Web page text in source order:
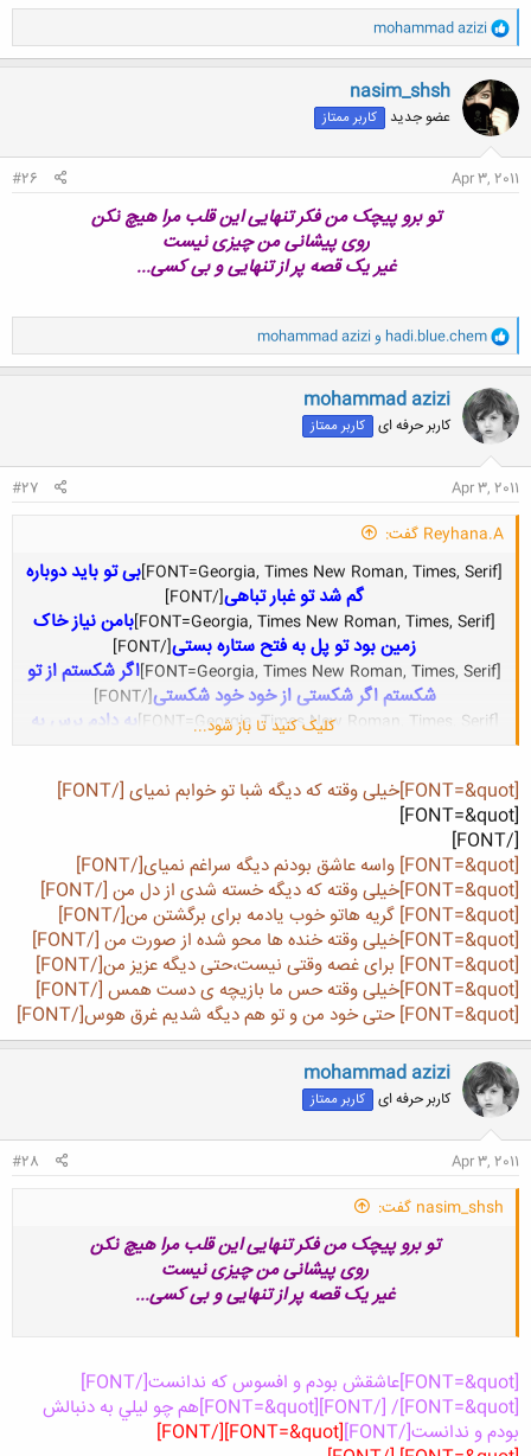
و
ا
ک
ن
ش
ه
ا
mohammad azizi
nasim_shsh
عضو جدید کاربر ممتاز
Apr 3, 2011
#26
تو برو پیچک من فکر تنهایی این قلب مرا هیچ نکن
روی پیشانی من چیزی نیست
غیر یک قصه پر از تنهایی و بی کسی...
و
ا
ک
ن
ش
ه
ا
hadi.blue.chem و mohammad azizi
mohammad azizi
کاربر حرفه ای کاربر ممتاز
Apr 3, 2011
#27
Reyhana.A گفت:
[FONT=Georgia, Times New Roman, Times, Serif]
بی تو باید دوباره
گم شد تو غبار تباهی[/FONT]​
[FONT=Georgia, Times New Roman, Times, Serif]
بامن نیاز خاک
زمین بود تو پل به فتح ستاره بستی[/FONT]​
[FONT=Georgia, Times New Roman, Times, Serif]
اگر شکستم از تو
شکستم اگر شکستی از خود خود شکستی[/FONT]​
[FONT=Georgia, Times New Roman, Times, Serif]
به دادم برس به
دادم برس تو اس قلب سوگواره من [/FONT]​
[FONT=Georgia, Times New Roman, Times, Serif]
[FONT=Georgia, Times New Roman, Times, Serif]
شب رفتن شب
ماندن شب دل کندن من از مابود[/FONT]​
[/FONT]
کلیک کنید تا باز شود...
[FONT=&quot]خیلی وقته که دیگه شبا تو خوابم نمیای [/FONT]
[FONT=&quot]
[/FONT]​
[FONT=&quot] واسه عاشق بودنم دیگه سراغم نمیای[/FONT]
[FONT=&quot]خیلی وقته که دیگه خسته شدی از دل من [/FONT]
[FONT=&quot] گریه هاتو خوب یادمه برای برگشتن من[/FONT]
[FONT=&quot]خیلی وقته خنده ها محو شده از صورت من [/FONT]
[FONT=&quot] برای غصه وقتی نیست،حتی دیگه عزیز من[/FONT]
[FONT=&quot]خیلی وقته حس ما بازیچه ی دست همس [/FONT]
[FONT=&quot] حتی خود من و تو هم دیگه شدیم غرق هوس[/FONT]
mohammad azizi
کاربر حرفه ای کاربر ممتاز
Apr 3, 2011
#28
nasim_shsh گفت:
تو برو پیچک من فکر تنهایی این قلب مرا هیچ نکن
روی پیشانی من چیزی نیست
غیر یک قصه پر از تنهایی و بی کسی...
[FONT=&quot]عاشقش بودم و افسوس که ندانست[/FONT]
[FONT=&quot]/ [/FONT]
[FONT=&quot]هم چو ليلي به دنبالش
بودم و ندانست[/FONT]
[FONT=&quot][/FONT]